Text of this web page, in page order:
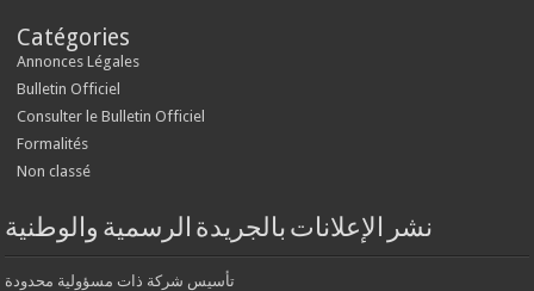
Catégories
Annonces Légales
Bulletin Officiel
Consulter le Bulletin Officiel
Formalités
Non classé
نشر الإعلانات بالجريدة الرسمية والوطنية
تأسيس شركة ذات مسؤولية محدودة